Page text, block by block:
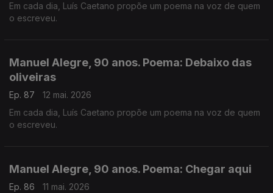
Em cada dia, Luís Caetano propõe um poema na voz de quem
o escreveu.
Manuel Alegre, 90 anos. Poema: Debaixo das
oliveiras
Ep. 87
12 mai. 2026
Em cada dia, Luís Caetano propõe um poema na voz de quem
o escreveu.
Manuel Alegre, 90 anos. Poema: Chegar aqui
Ep. 86
11 mai. 2026